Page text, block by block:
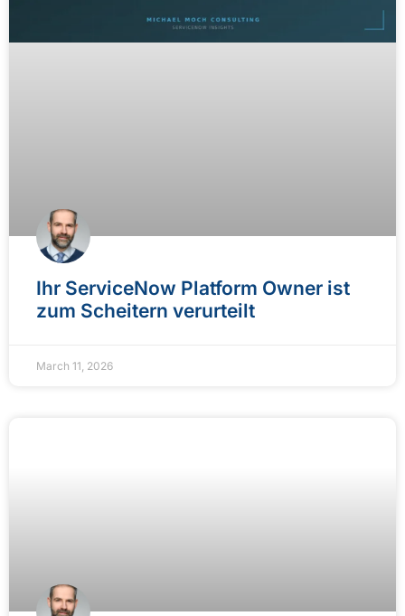
Ihr ServiceNow Platform Owner ist
zum Scheitern verurteilt
March 11, 2026